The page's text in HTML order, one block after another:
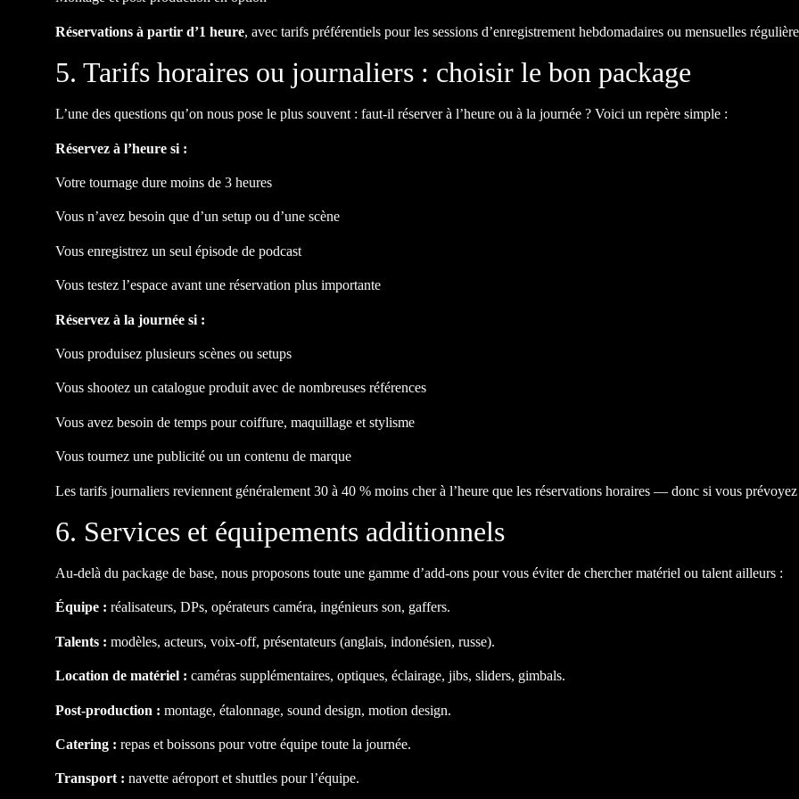
Réservations à partir d’1 heure, avec tarifs préférentiels pour les sessions d’enregistrement hebdomadaires ou mensuelles
5. Tarifs horaires ou journaliers : choisir le bon package
L’une des questions qu’on nous pose le plus souvent : faut-il réserver à l’heure ou à la journée ? Voici un repère simple :
Réservez à l’heure si :
Votre tournage dure moins de 3 heures
Vous n’avez besoin que d’un setup ou d’une scène
Vous enregistrez un seul épisode de podcast
Vous testez l’espace avant une réservation plus importante
Réservez à la journée si :
Vous produisez plusieurs scènes ou setups
Vous shootez un catalogue produit avec de nombreuses références
Vous avez besoin de temps pour coiffure, maquillage et stylisme
Vous tournez une publicité ou un contenu de marque
Les tarifs journaliers reviennent généralement 30 à 40 % moins cher à l’heure que les réservations horaires — donc si vous
6. Services et équipements additionnels
Au-delà du package de base, nous proposons toute une gamme d’add-ons pour vous éviter de chercher matériel ou talent ailleurs :
Équipe : réalisateurs, DPs, opérateurs caméra, ingénieurs son, gaffers.
Talents : modèles, acteurs, voix-off, présentateurs (anglais, indonésien, russe).
Location de matériel : caméras supplémentaires, optiques, éclairage, jibs, sliders, gimbals.
Post-production : montage, étalonnage, sound design, motion design.
Catering : repas et boissons pour votre équipe toute la journée.
Transport : navette aéroport et shuttles pour l’équipe.